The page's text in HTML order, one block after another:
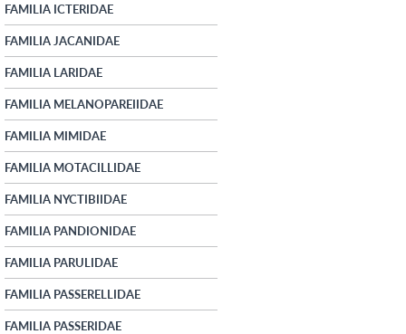
FAMILIA ICTERIDAE
FAMILIA JACANIDAE
FAMILIA LARIDAE
FAMILIA MELANOPAREIIDAE
FAMILIA MIMIDAE
FAMILIA MOTACILLIDAE
FAMILIA NYCTIBIIDAE
FAMILIA PANDIONIDAE
FAMILIA PARULIDAE
FAMILIA PASSERELLIDAE
FAMILIA PASSERIDAE